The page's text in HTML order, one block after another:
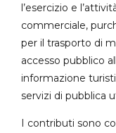
l’esercizio e
commerciale,
per il trasporto di
accesso pubblico
informazione
servizi di pubblica
I contributi sono